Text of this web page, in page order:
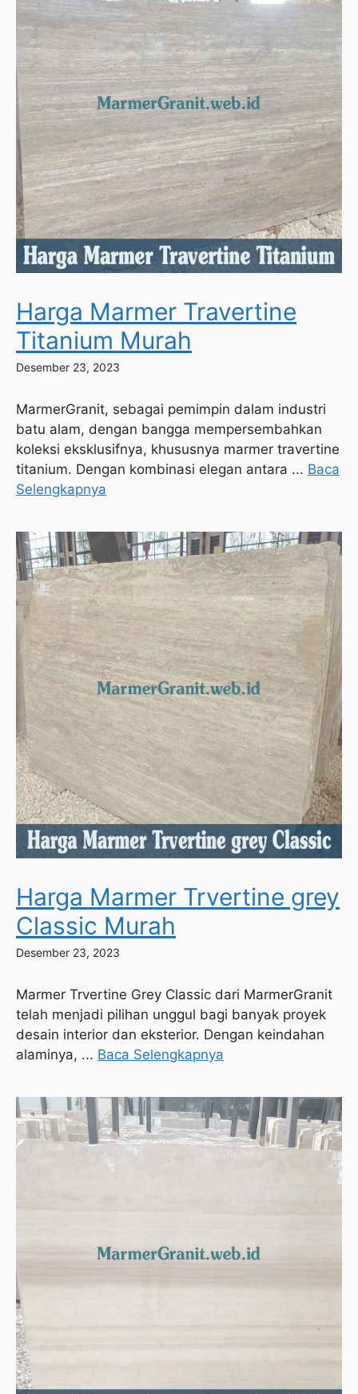
Harga Marmer Travertine
Titanium Murah
Desember 23, 2023
MarmerGranit, sebagai pemimpin dalam industri
batu alam, dengan bangga mempersembahkan
koleksi eksklusifnya, khususnya marmer travertine
titanium. Dengan kombinasi elegan antara ... Baca
Selengkapnya
Harga Marmer Trvertine grey
Classic Murah
Desember 23, 2023
Marmer Trvertine Grey Classic dari MarmerGranit
telah menjadi pilihan unggul bagi banyak proyek
desain interior dan eksterior. Dengan keindahan
alaminya, ... Baca Selengkapnya